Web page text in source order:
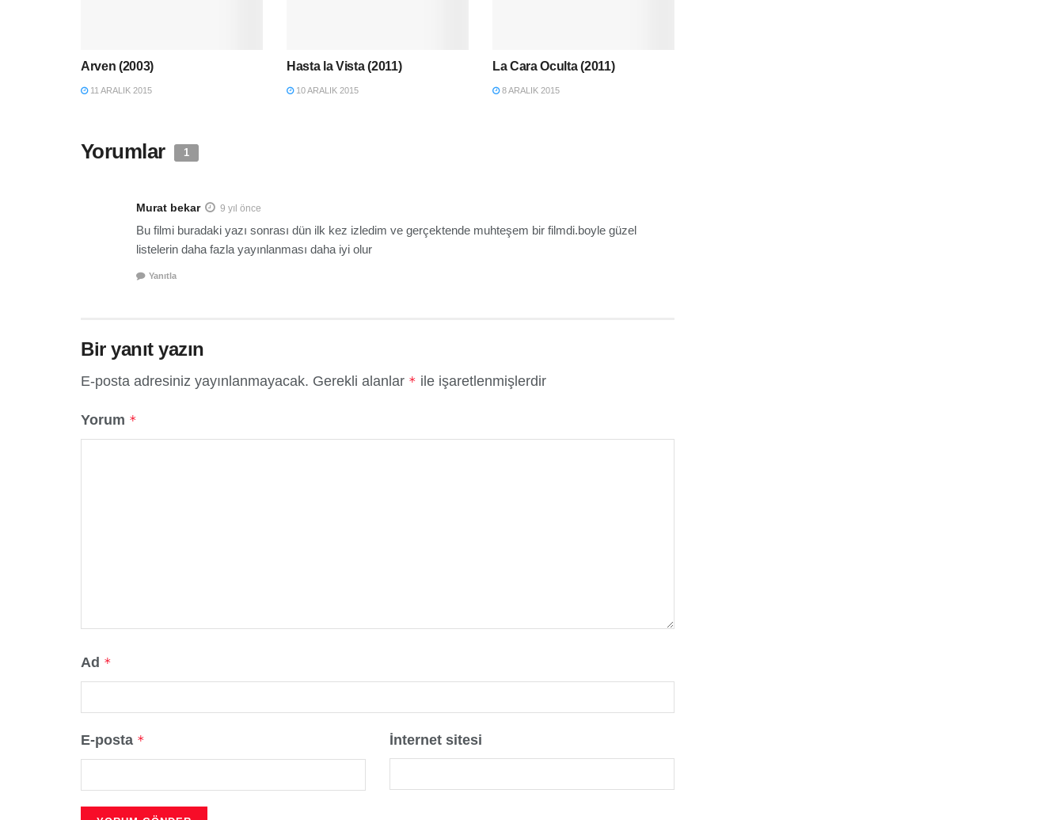
Arven (2003)
11 ARALIK 2015
Hasta la Vista (2011)
10 ARALIK 2015
La Cara Oculta (2011)
8 ARALIK 2015
Yorumlar 1
Murat bekar 9 yıl önce
Bu filmi buradaki yazı sonrası dün ilk kez izledim ve gerçektende muhteşem bir filmdi.boyle güzel
listelerin daha fazla yayınlanması daha iyi olur
Yanıtla
Bir yanıt yazın
E-posta adresiniz yayınlanmayacak. Gerekli alanlar * ile işaretlenmişlerdir
Yorum *
Ad *
E-posta * İnternet sitesi